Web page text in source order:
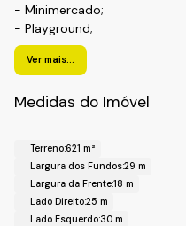
- Minimercado;
- Playground;
- Quadra poliesportiva;
- Piscina;
- Lago para pesca;
!! Localização !!
Bairro: Cambarah
Cidade: Jarinu-SP.
Realize o Seu Cadastro e
Ver mais...
Medidas do Imóvel
Terreno:621 m²
Largura dos Fundos:29 m
Largura da Frente:18 m
Lado Direito:25 m
Lado Esquerdo:30 m